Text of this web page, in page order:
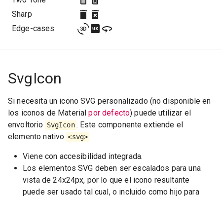
Sharp
Edge-cases
SvgIcon
Si necesita un icono SVG personalizado (no disponible en
los iconos de Materialpor defecto) puede utilizar el
envoltorio SvgIcon . Este componente extiende el
elemento nativo <svg>:
Viene con accesibilidad integrada.
Los elementos SVG deben ser escalados para una
vista de 24x24px, por lo que el icono resultante
puede ser usado tal cual, o incluido como hijo para